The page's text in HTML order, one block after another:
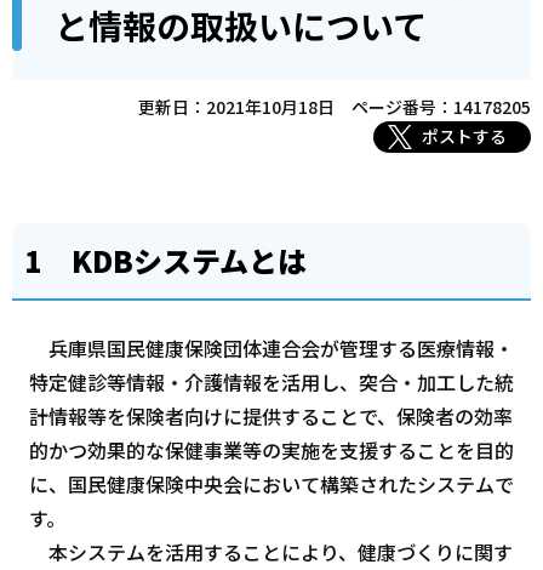
す
ら
と情報の取扱いについて
更新日：2021年10月18日
ページ番号：14178205
ポストする
1 KDBシステムとは
兵庫県国民健康保険団体連合会が管理する医療情報・
特定健診等情報・介護情報を活用し、突合・加工した統
計情報等を保険者向けに提供することで、保険者の効率
的かつ効果的な保健事業等の実施を支援することを目的
に、国民健康保険中央会において構築されたシステムで
す。
本システムを活用することにより、健康づくりに関す